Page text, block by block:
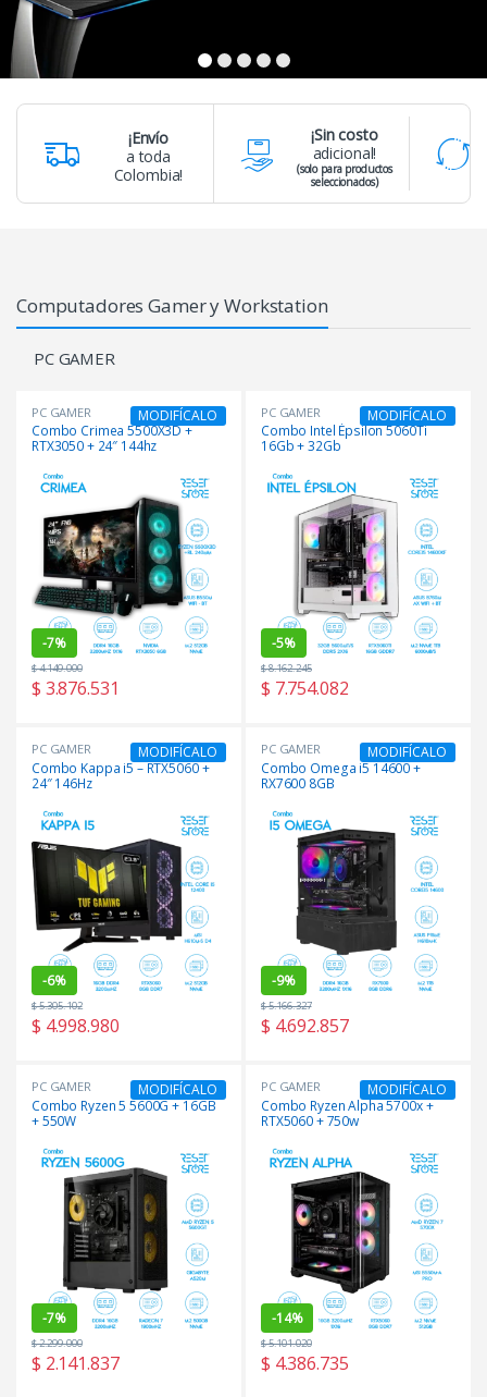
¡Envío
a toda
Colombia!
¡Sin costo
adicional!
(solo para productos
seleccionados)
Computadores Gamer y Workstation
PC GAMER
PC GAMER
Combo Crimea 5500X3D +
RTX3050 + 24″ 144hz
-7%
MODIFÍCALO
$ 3.876.531
$4.149.000
PC GAMER
Combo Intel Épsilon 5060Ti
16Gb + 32Gb
-5%
MODIFÍCALO
$ 7.754.082
$8.162.245
PC GAMER
Combo Kappa i5 – RTX5060 +
24″ 146Hz
-6%
MODIFÍCALO
$ 4.998.980
$5.305.102
PC GAMER
Combo Omega i5 14600 +
RX7600 8GB
-9%
MODIFÍCALO
$ 4.692.857
$5.166.327
PC GAMER
Combo Ryzen 5 5600G + 16GB
+ 550W
-7%
MODIFÍCALO
$ 2.141.837
$2.299.000
PC GAMER
Combo Ryzen Alpha 5700x +
RTX5060 + 750w
-14%
MODIFÍCALO
$ 4.386.735
$5.101.020